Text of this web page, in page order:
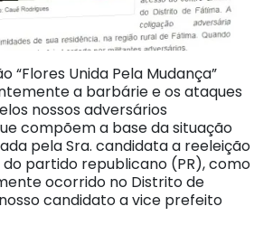
“Flores Unida Pela Mudança”
a barbárie e os ataques
nossos adversários
compõem a base da situação
pela Sra. candidata a reeleição
do partido republicano (PR), como
ocorrido no Distrito de
candidato a vice prefeito